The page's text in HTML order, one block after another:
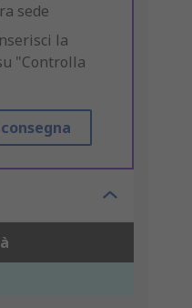
sede
la
"Controlla